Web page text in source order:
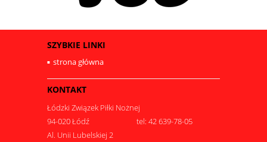
SZYBKIE LINKI
strona główna
KONTAKT
Łódzki Związek Piłki Nożnej
94-020 Łódź
tel: 42 639-78-05
Al. Unii Lubelskiej 2